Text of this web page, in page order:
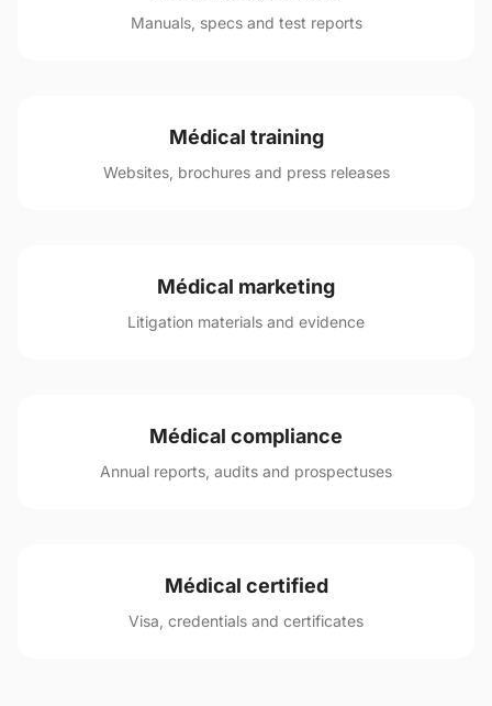
Manuals, specs and test reports
Médical training
Websites, brochures and press releases
Médical marketing
Litigation materials and evidence
Médical compliance
Annual reports, audits and prospectuses
Médical certified
Visa, credentials and certificates